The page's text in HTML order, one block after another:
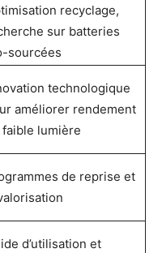
recyclage,
sur batteries
sourcées
technologique
améliorer rendement
lumière
de reprise et
d’utilisation et